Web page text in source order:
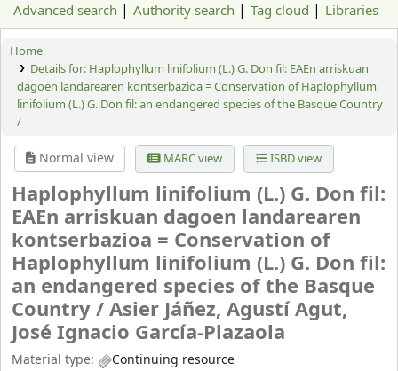
Advanced search Authority search Tag cloud Libraries
Home
Details for: Haplophyllum linifolium (L.) G. Don fil: EAEn arriskuan
dagoen landarearen kontserbazioa = Conservation of Haplophyllum
linifolium (L.) G. Don fil: an endangered species of the Basque Country
/
Normal view MARC view ISBD view
Haplophyllum linifolium (L.) G. Don fil:
EAEn arriskuan dagoen landarearen
kontserbazioa = Conservation of
Haplophyllum linifolium (L.) G. Don fil:
an endangered species of the Basque
Country /Asier Jáñez, Agustí Agut,
José Ignacio García-Plazaola
Material type:
Continuing resource